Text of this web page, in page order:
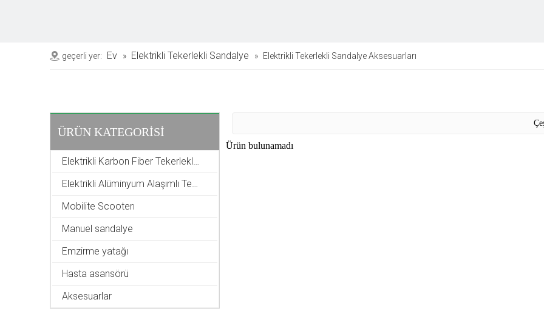
geçerli yer: Ev » Elektrikli Tekerlekli Sandalye » Elektrikli Tekerlekli Sandalye Aksesuarları
ÜRÜN KATEGORİSİ
Elektrikli Karbon Fiber Tekerlekli Sandalye
Elektrikli Alüminyum Alaşımlı Tekerlekli Sandalye
Mobilite Scooterı
Manuel sandalye
Emzirme yatağı
Hasta asansörü
Aksesuarlar
Ürün bulunamadı